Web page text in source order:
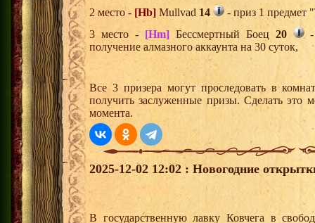
2 место - [Hb] Mullvad 14
- приз 1 предмет
3 место - [Hm]Бессмертный Боец 20
-
получение алмазного аккаунта на 30 суток,
Все 3 призера могут проследовать в
получить заслуженные призы. Сделать это
момента.
2025-12-02 12:02 : Новогодние
В государственную лавку Ковчега в